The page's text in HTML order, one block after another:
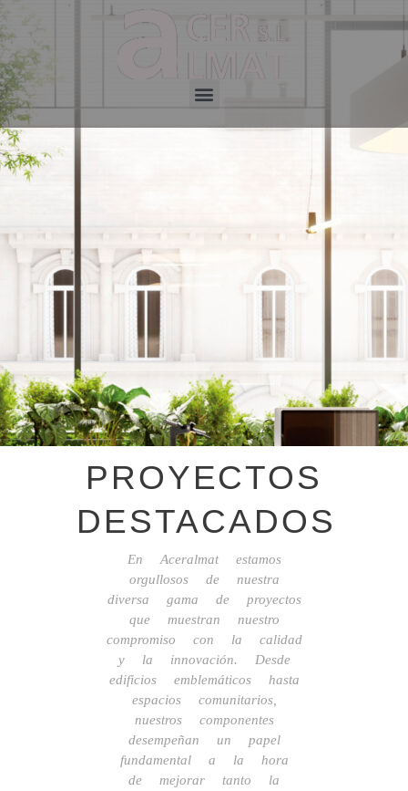
PROYECTOS
DESTACADOS
En Aceralmat estamos
orgullosos de nuestra
diversa gama de proyectos
que muestran nuestro
compromiso con la calidad
y la innovación. Desde
edificios emblemáticos hasta
espacios comunitarios,
nuestros componentes
desempeñan un papel
fundamental a la hora
de mejorar tanto la